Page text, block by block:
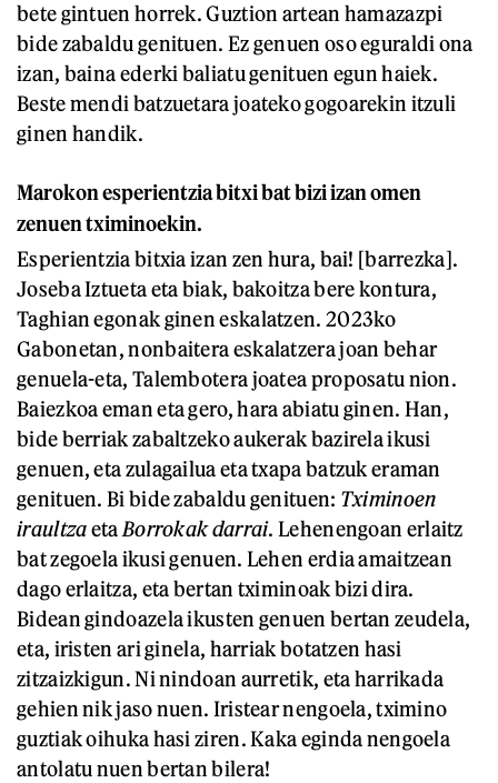
bete gintuen horrek. Guztion artean hamazazpi
bide zabaldu genituen. Ez genuen oso eguraldi ona
izan, baina ederki baliatu genituen egun haiek.
Beste mendi batzuetara joateko gogoarekin itzuli
ginen handik.
Marokon esperientzia bitxi bat bizi izan omen
zenuen tximinoekin.
Esperientzia bitxia izan zen hura, bai! [barrezka].
Joseba Iztueta eta biak, bakoitza bere kontura,
Taghian egonak ginen eskalatzen. 2023ko
Gabonetan, nonbaitera eskalatzera joan behar
genuela-eta, Talembotera joatea proposatu nion.
Baiezkoa eman eta gero, hara abiatu ginen. Han,
bide berriak zabaltzeko aukerak bazirela ikusi
genuen, eta zulagailua eta txapa batzuk eraman
genituen. Bi bide zabaldu genituen: Tximinoen
iraultzaeta Borrokak darrai. Lehenengoan erlaitz
bat zegoela ikusi genuen. Lehen erdia amaitzean
dago erlaitza, eta bertan tximinoak bizi dira.
Bidean gindoazela ikusten genuen bertan zeudela,
eta, iristen ari ginela, harriak botatzen hasi
zitzaizkigun. Ni nindoan aurretik, eta harrikada
gehien nik jaso nuen. Iristear nengoela, tximino
guztiak oihuka hasi ziren. Kaka eginda nengoela
antolatu nuen bertan bilera!